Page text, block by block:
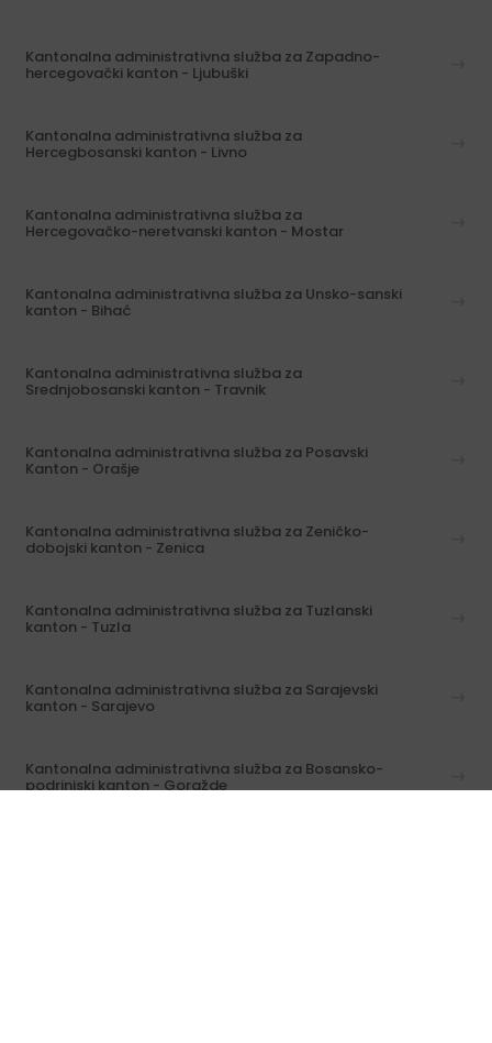
Kantonalna administrativna služba za Zapadno-
hercegovački kanton - Ljubuški
Kantonalna administrativna služba za
Hercegbosanski kanton - Livno
Kantonalna administrativna služba za
Hercegovačko-neretvanski kanton - Mostar
Kantonalna administrativna služba za Unsko-sanski
kanton - Bihać
Kantonalna administrativna služba za
Srednjobosanski kanton - Travnik
Kantonalna administrativna služba za Posavski
Kanton - Orašje
Kantonalna administrativna služba za Zeničko-
dobojski kanton - Zenica
Kantonalna administrativna služba za Tuzlanski
kanton - Tuzla
Kantonalna administrativna služba za Sarajevski
kanton - Sarajevo
Kantonalna administrativna služba za Bosansko-
podrinjski kanton - Goražde